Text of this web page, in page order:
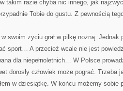
takim razie chyba nic innego, jak
Tobie do gustu. Z pewnością
swoim życiu grał w piłkę nożną.
sport… A przecież wcale nie jest
dla niepełnoletnich… W Polsce
dorosły człowiek może pograć. Trzeba
w dziesiątkę. W końcu możemy sobie